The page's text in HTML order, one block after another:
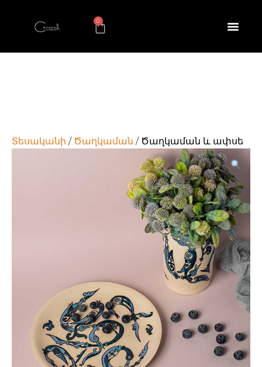
0
Տեսականի / Ծաղկաման / Ծաղկաման և ափսե